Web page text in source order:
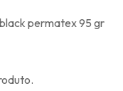
permatex 95 gr